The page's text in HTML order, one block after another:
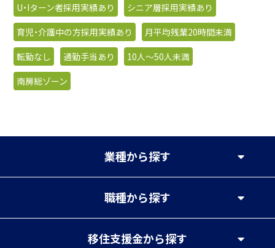
U・Iターン者採用実績あり
シニア層採用実績あり
育児・介護中の方採用実績あり
月平均残業20時間未満
転勤なし
通勤手当あり
10人〜50人未満
南房総ゾーン
業種から探す
職種から探す
移住支援金から探す